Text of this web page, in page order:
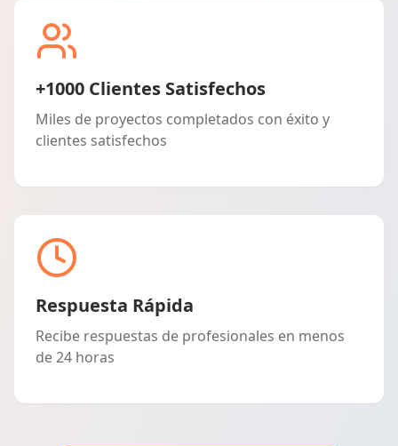
+1000 Clientes Satisfechos
Miles de proyectos completados con éxito y
clientes satisfechos
Respuesta Rápida
Recibe respuestas de profesionales en menos
de 24 horas